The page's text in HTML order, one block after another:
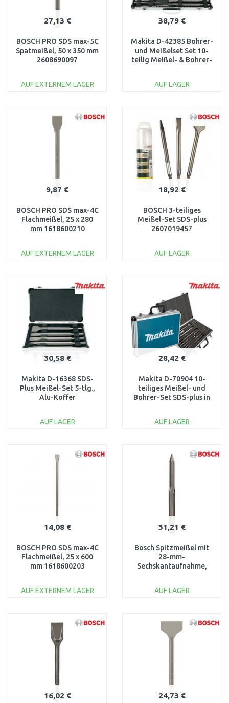
27,13 €
BOSCH PRO SDS max-5C
Spatmeißel, 50 x 350 mm
2608690097
AUF EXTERNEM LAGER
Vergleichen
38,79 €
Makita D-42385 Bohrer-
und Meißelset Set 10-
teilig Meißel- & Bohrer-
AUF LAGER
Vergleichen
9,87 €
BOSCH PRO SDS max-4C
Flachmeißel, 25 x 280
mm 1618600210
AUF EXTERNEM LAGER
Vergleichen
18,92 €
BOSCH 3-teiliges
Meißel-Set SDS-plus
2607019457
AUF LAGER
Vergleichen
30,58 €
Makita D-16368 SDS-
Plus Meißel-Set 5-tlg.,
Alu-Koffer
AUF LAGER
28,42 €
Makita D-70904 10-
teiliges Meißel- und
Bohrer-Set SDS-plus in
AUF LAGER
Vergleichen
14,08 €
BOSCH PRO SDS max-4C
Flachmeißel, 25 x 600
mm 1618600203
AUF EXTERNEM LAGER
Vergleichen
31,21 €
Bosch Spitzmeißel mit
28-mm-
Sechskantaufnahme,
AUF LAGER
Vergleichen
16,02 € 24,73 €